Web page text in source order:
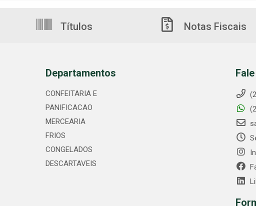
Títulos Notas Fiscais
Departamentos
CONFEITARIA E
PANIFICACAO
MERCEARIA
FRIOS
CONGELADOS
DESCARTAVEIS